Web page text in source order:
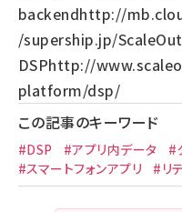
backendhttp://
/supership.jp/ScaleOut
DSPhttp://
platform/dsp/
この記事のキーワード
#DSP #アプリ内データ #
#スマートフォンアプリ
#リ